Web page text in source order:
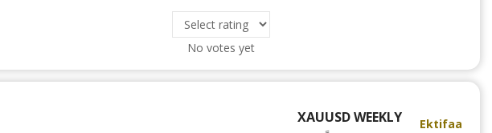
No votes yet
Ektifaa
XAUUSD WEEKLY